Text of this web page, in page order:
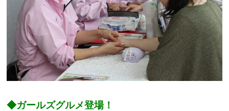
◆ガールズグルメ登場！